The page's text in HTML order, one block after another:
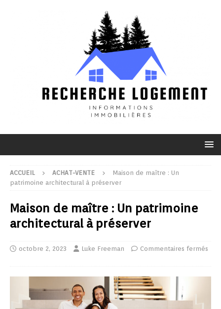
ACCUEIL ACHAT-VENTE
Maison de maître : Un
patrimoine architectural à préserver
Maison de maître : Un patrimoine
architectural à préserver
octobre 2, 2023 Luke Freeman Commentaires fermés